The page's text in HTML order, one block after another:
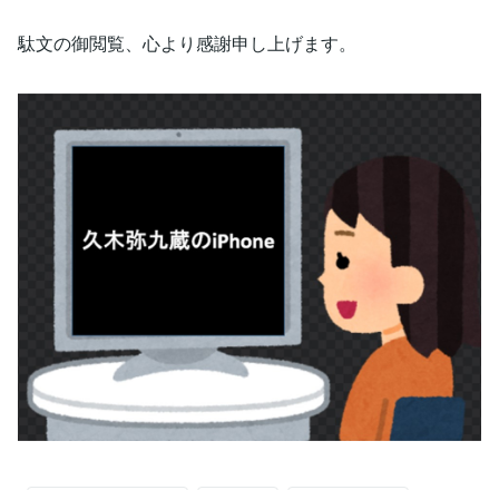
駄文の御閲覧、心より感謝申し上げます。